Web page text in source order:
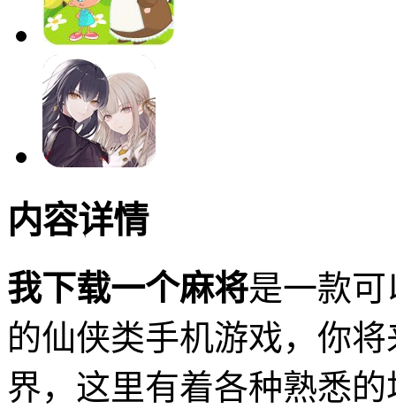
内容详情
我下载一个麻将是一款
的仙侠类手机游戏，你
界，这里有着各种熟悉